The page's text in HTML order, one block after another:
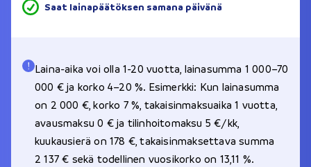
Saat lainapäätöksen samana päivänä
Laina-aika voi olla 1-20 vuotta, lainasumma 1 000–70
000 € ja korko 4–20 %. Esimerkki: Kun lainasumma
on 2 000 €, korko 7 %, takaisinmaksuaika 1 vuotta,
avausmaksu 0 € ja tilinhoitomaksu 5 €/kk,
kuukausierä on 178 €, takaisinmaksettava summa
2 137 € sekä todellinen vuosikorko on 13,11 %.